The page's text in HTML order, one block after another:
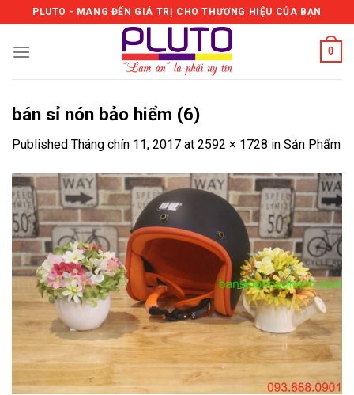
to
content
PLUTO - MANG ĐẾN GIÁ TRỊ CHO THƯƠNG HIỆU CỦA BẠN
0
bán sỉ nón bảo hiểm (6)
Published Tháng chín 11, 2017 at 2592 × 1728 in Sản Phẩm